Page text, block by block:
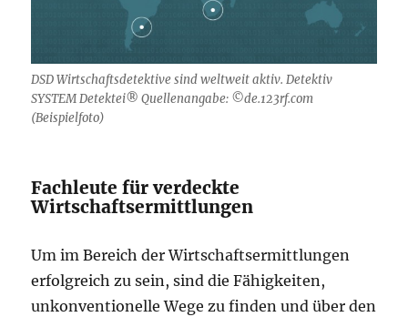
DSD Wirtschaftsdetektive sind weltweit aktiv. Detektiv
SYSTEM Detektei® Quellenangabe: ©de.123rf.com
(Beispielfoto)
Fachleute für verdeckte
Wirtschaftsermittlungen
Um im Bereich der Wirtschaftsermittlungen
erfolgreich zu sein, sind die Fähigkeiten,
unkonventionelle Wege zu finden und über den